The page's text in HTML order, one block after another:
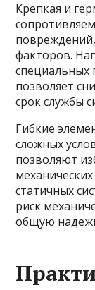
Крепкая и
факторов.
специальных
позволяет
срок службы
Гибкие
сложных
позволяют
статичных
риск
общую